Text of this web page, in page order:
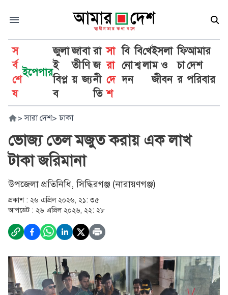
স
র্ব
শে
ষ
ইপেপার
জুলা
ই
বিপ্ল
ব
জা
তী
য়
বা
ণি
জ্য
রা
জ
নী
তি
সা
রা
দে
শ
বি
নো
দন
বি
শ্ব
খে
লা
ইসলা
ম ও
জীবন
ফি
চা
র
আমার
দেশ
পরিবার
> সারা দেশ> ঢাকা
ভোজ্য তেল মজুত করায় এক লাখ
টাকা জরিমানা
উপজেলা প্রতিনিধি, সিদ্ধিরগঞ্জ (নারায়ণগঞ্জ)
প্রকাশ : ২৬ এপ্রিল ২০২৬, ২১: ৩৫
আপডেট : ২৬ এপ্রিল ২০২৬, ২২: ২৮